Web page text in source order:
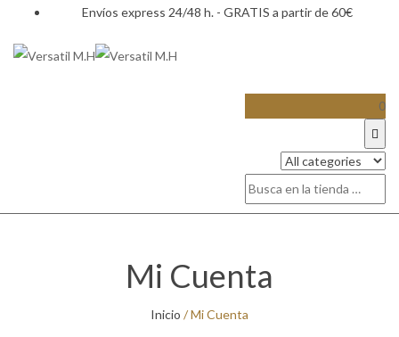
Envíos express 24/48 h. - GRATIS a partir de 60€
0
Mi Cuenta
Inicio /Mi Cuenta